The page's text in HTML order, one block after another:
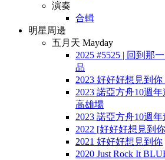
演奏
合輯
明星周邊
五月天 Mayday
2025 #5525 | 回到那
品
2023 好好好想見到
2023 諾亞方舟10週
高雄場
2023 諾亞方舟10週
2022 [好好好想見到
2021 好好好想見到你
2020 Just Rock It